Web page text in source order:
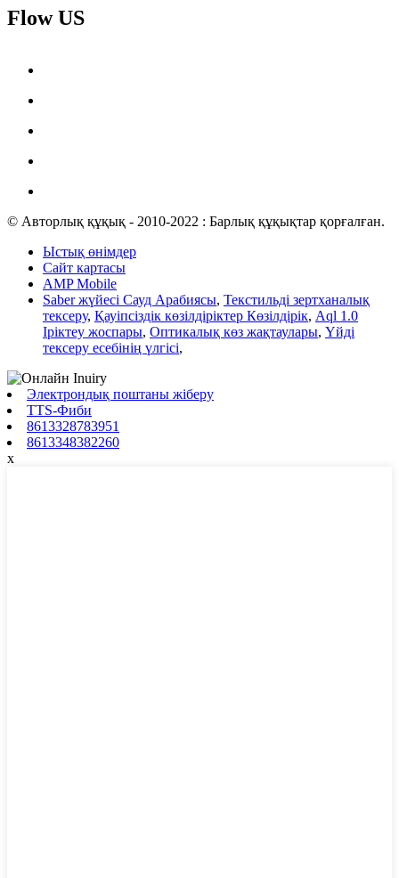
Flow US
© Авторлық құқық - 2010-2022 : Барлық құқықтар қорғалған.
Ыстық өнімдер
Сайт картасы
AMP Mobile
Saber жүйесі Сауд Арабиясы, Текстильді зертханалық
тексеру, Қауіпсіздік көзілдіріктер Көзілдірік, Aql 1.0
Іріктеу жоспары, Оптикалық көз жақтаулары, Үйді
тексеру есебінің үлгісі,
Электрондық поштаны жіберу
TTS-Фиби
8613328783951
8613348382260
x